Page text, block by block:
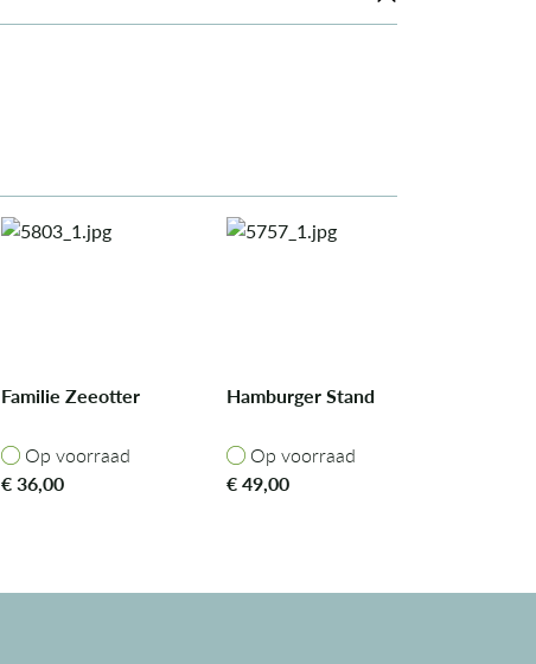
Familie Zeeotter
Op voorraad
Op voorraad
€36,00
Hamburger Stand
Op voorraad
Op voorraad
€49,00